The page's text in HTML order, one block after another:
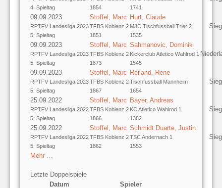
4. Spieltag
1854
1741
09.09.2023
RPTFV Landesliga 2023
5. Spieltag
Stoffel, Marc
TFBS Koblenz 2
1851
Hurt, Claude
MJC Tischfussball Trier 2
1535
Sieg
09.09.2023
RPTFV Landesliga 2023
5. Spieltag
Stoffel, Marc
TFBS Koblenz 2
1873
Sahmanovic, Dominik
Kickerclub Atletico Wahlrod 1
1545
09.09.2023
RPTFV Landesliga 2023
5. Spieltag
Stoffel, Marc
TFBS Koblenz 2
1867
Reiland, Rene
Tischfussball Mannheim
1654
Sieg
25.09.2022
RPTFV Landesliga 2022
5. Spieltag
Stoffel, Marc
TFBS Koblenz 2
1866
Bayer, Andreas
KC Atletico Wahlrod 1
1382
Sieg
25.09.2022
RPTFV Landesliga 2022
5. Spieltag
Stoffel, Marc
TFBS Koblenz 2
1862
Schmidt Duarte, Justin
TSC Andernach 1
1553
Sieg
Mehr …
Letzte Doppelspiele
Datum
Spieler